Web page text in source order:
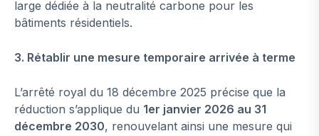
large dédiée à la neutralité carbone pour les
bâtiments résidentiels.
3. Rétablir une mesure temporaire arrivée à terme
L’arrêté royal du 18 décembre 2025 précise que la
réduction s’applique du 1er janvier 2026 au 31
décembre 2030, renouvelant ainsi une mesure qui